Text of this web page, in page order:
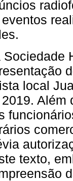
Sociedade
local
Além
texto,